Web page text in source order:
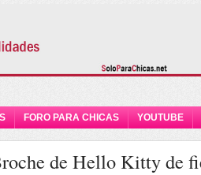
FORO PARA CHICAS YOUTUBE
de Hello Kitty de